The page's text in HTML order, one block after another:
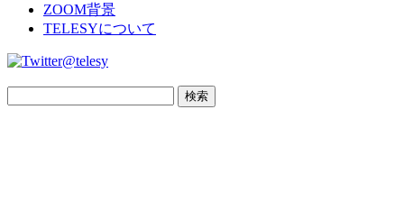
ZOOM背景
TELESYについて
@telesy